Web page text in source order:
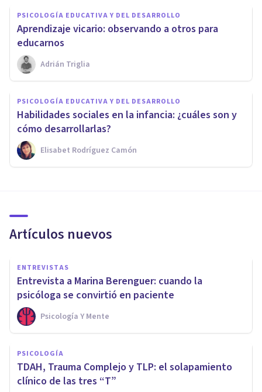
PSICOLOGÍA EDUCATIVA Y DEL DESARROLLO
​Aprendizaje vicario: observando a otros para
educarnos
Adrián Triglia
PSICOLOGÍA EDUCATIVA Y DEL DESARROLLO
Habilidades sociales en la infancia: ¿cuáles son y
cómo desarrollarlas?
Elisabet Rodríguez Camón
Artículos nuevos
ENTREVISTAS
Entrevista a Marina Berenguer: cuando la
psicóloga se convirtió en paciente
Psicología Y Mente
PSICOLOGÍA
TDAH, Trauma Complejo y TLP: el solapamiento
clínico de las tres “T”